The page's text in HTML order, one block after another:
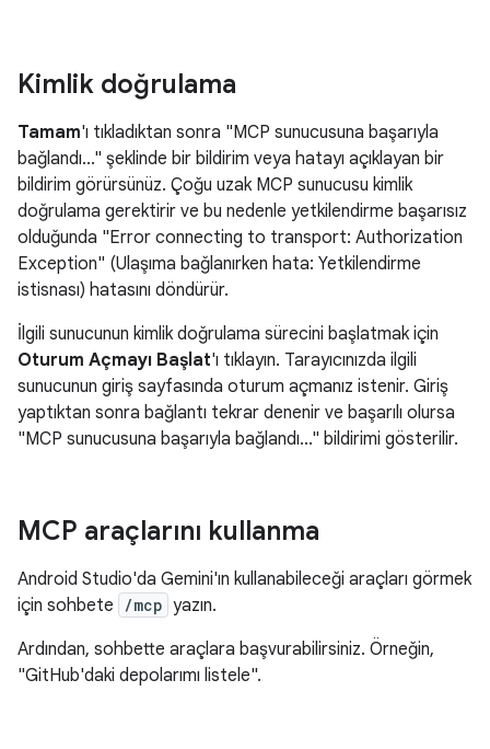
Kimlik doğrulama
Tamam'ı tıkladıktan sonra "MCP sunucusuna başarıyla
bağlandı..." şeklinde bir bildirim veya hatayı açıklayan bir
bildirim görürsünüz. Çoğu uzak MCP sunucusu kimlik
doğrulama gerektirir ve bu nedenle yetkilendirme başarısız
olduğunda "Error connecting to transport: Authorization
Exception" (Ulaşıma bağlanırken hata: Yetkilendirme
istisnası) hatasını döndürür.
İlgili sunucunun kimlik doğrulama sürecini başlatmak için
Oturum Açmayı Başlat'ı tıklayın. Tarayıcınızda ilgili
sunucunun giriş sayfasında oturum açmanız istenir. Giriş
yaptıktan sonra bağlantı tekrar denenir ve başarılı olursa
"MCP sunucusuna başarıyla bağlandı..." bildirimi gösterilir.
MCP araçlarını kullanma
Android Studio'da Gemini'ın kullanabileceği araçları görmek
için sohbete
/mcp yazın.
Ardından, sohbette araçlara başvurabilirsiniz. Örneğin,
"GitHub'daki depolarımı listele".